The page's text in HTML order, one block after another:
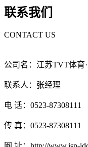
联系我们
CONTACT US
公司名：江苏TVT体育
联系人：张经理
电 话：0523-87308111
传 真：0523-87308111